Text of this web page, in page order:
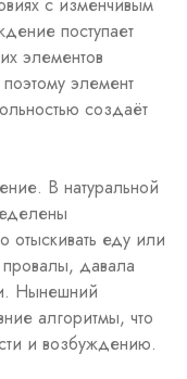
поступает
элементов
элемент
создаёт
В натуральной
отыскивать еду или
давала
Нынешний
алгоритмы, что
и возбуждению.